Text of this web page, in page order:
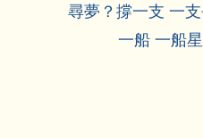
尋夢？撐一支 一
一船 一船